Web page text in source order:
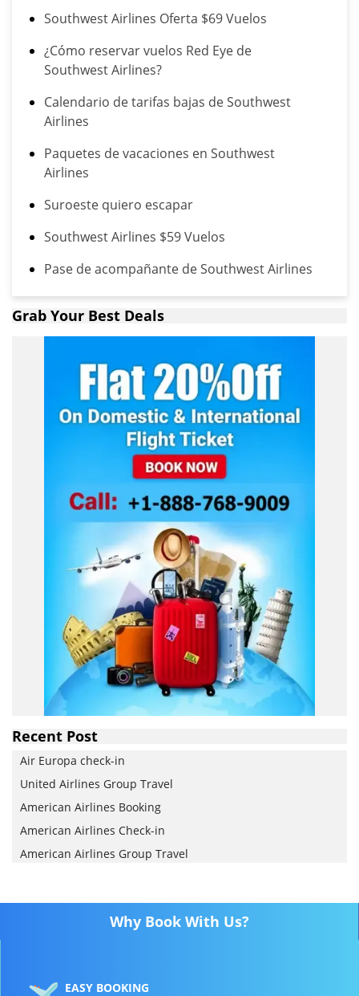
Southwest Airlines Oferta $69 Vuelos
¿Cómo reservar vuelos Red Eye de
Southwest Airlines?
Calendario de tarifas bajas de Southwest
Airlines
Paquetes de vacaciones en Southwest
Airlines
Suroeste quiero escapar
Southwest Airlines $59 Vuelos
Pase de acompañante de Southwest Airlines
Grab Your Best Deals
Recent Post
Air Europa check-in
United Airlines Group Travel
American Airlines Booking
American Airlines Check-in
American Airlines Group Travel
Why Book With Us?
EASY BOOKING